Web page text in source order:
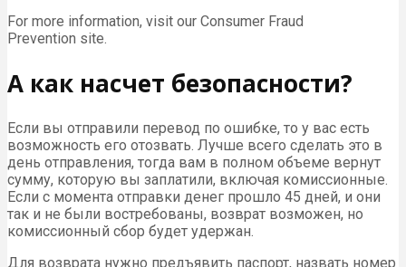
For more information, visit our Consumer Fraud
Prevention site.
А как насчет безопасности?
Если вы отправили перевод по ошибке, то у вас есть
возможность его отозвать. Лучше всего сделать это в
день отправления, тогда вам в полном объеме вернут
сумму, которую вы заплатили, включая комиссионные.
Если с момента отправки денег прошло 45 дней, и они
так и не были востребованы, возврат возможен, но
комиссионный сбор будет удержан.
Для возврата нужно предъявить паспорт, назвать номер